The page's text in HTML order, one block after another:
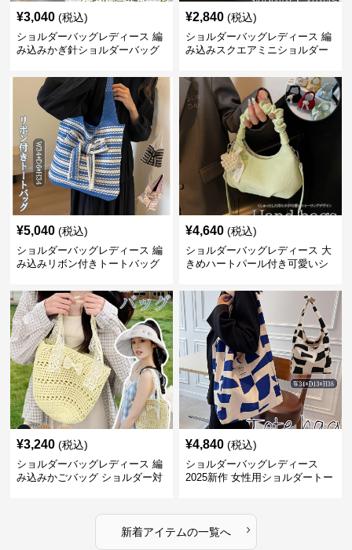
¥3,040 (税込)
ショルダーバッグレディース 編
み込みかぎ針ショルダーバッグ
¥2,840 (税込)
ショルダーバッグレディース 編
み込みスクエアミニショルダー
¥5,040 (税込)
ショルダーバッグレディース 編
み込みリボン付きトートバッグ
¥4,640 (税込)
ショルダーバッグレディース 大
きめハートパール付き可愛いシ
¥3,240 (税込)
ショルダーバッグレディース 編
み込みかごバッグ ショルダー対
¥4,840 (税込)
ショルダーバッグレディース
2025新作 女性用ショルダートー
新着アイテムの一覧へ ›